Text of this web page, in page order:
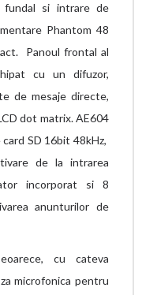
fundal si intrare de
Phantom 48
Panoul frontal al
cu un difuzor,
de mesaje directe,
dot matrix. AE604
SD 16bit 48kHz,
de la intrarea
incorporat si 8
anunturilor de
cu cateva
microfonica pentru